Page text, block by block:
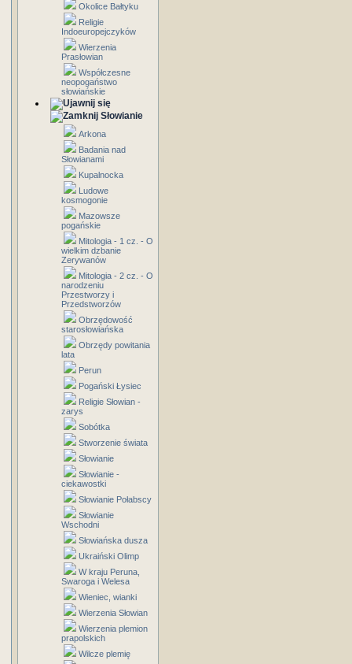
Okolice Bałtyku
Religie
Indoeuropejczyków
Wierzenia
Prasłowian
Współczesne
neopogaństwo
słowiańskie
Słowianie
Arkona
Badania nad
Słowianami
Kupalnocka
Ludowe
kosmogonie
Mazowsze
pogańskie
Mitologia - 1 cz. - O
wielkim dzbanie
Zerywanów
Mitologia - 2 cz. - O
narodzeniu
Przestworzy i
Przedstworzów
Obrzędowość
starosłowiańska
Obrzędy powitania
lata
Perun
Pogański Łysiec
Religie Słowian -
zarys
Sobótka
Stworzenie świata
Słowianie
Słowianie -
ciekawostki
Słowianie Połabscy
Słowianie
Wschodni
Słowiańska dusza
Ukraiński Olimp
W kraju Peruna,
Swaroga i Welesa
Wieniec, wianki
Wierzenia Słowian
Wierzenia plemion
prapolskich
Wilcze plemię